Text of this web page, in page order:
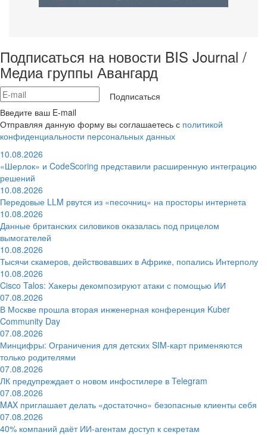
Подписаться на новости BIS Journal /
Медиа группы Авангард
Подписаться
Введите ваш E-mail
Отправляя данную форму вы соглашаетесь с политикой
конфиденциальности персональных данных
10.08.2026
«Шерлок» и CodeScoring представили расширенную интеграцию
решений
10.08.2026
Передовые LLM рвутся из «песочниц» на просторы интернета
10.08.2026
Данные британских силовиков оказалась под прицелом
вымогателей
10.08.2026
Тысячи скамеров, действовавших в Африке, попались Интерполу
10.08.2026
Cisco Talos: Хакеры декомпозируют атаки с помощью ИИ
07.08.2026
В Москве прошла вторая инженерная конференция Kuber
Community Day
07.08.2026
Минцифры: Ограничения для детских SIM-карт применяются
только родителями
07.08.2026
ЛК предупреждает о новом инфостилере в Telegram
07.08.2026
MAX приглашает делать «достаточно» безопасные клиенты себя
07.08.2026
40% компаний даёт ИИ‑агентам доступ к секретам